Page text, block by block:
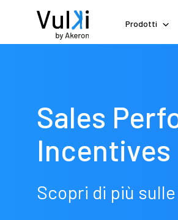
Prodotti
Sales
Incentives
Scopri di più